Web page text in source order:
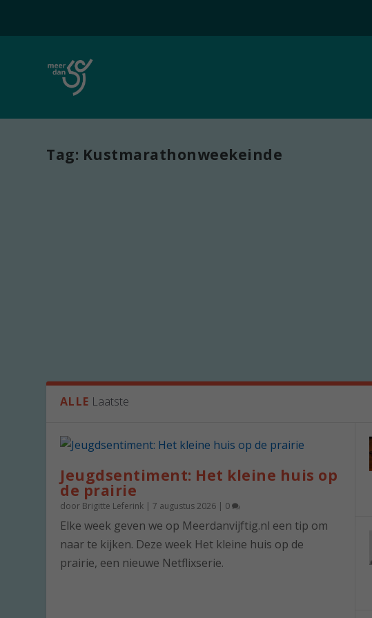
Tag: Kustmarathonweekeinde
ALLE Laatste
Jeugdsentiment: Het kleine huis op
de prairie
door Brigitte Leferink |7 augustus 2026 | 0
Elke week geven we op Meerdanvijftig.nl een tip om
naar te kijken. Deze week Het kleine huis op de
prairie, een nieuwe Netflixserie.